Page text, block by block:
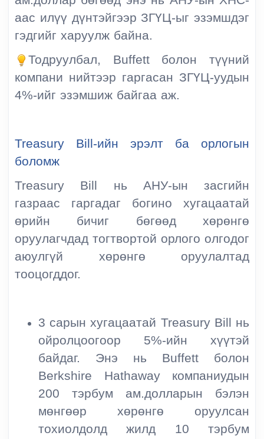
аас илүү дүнтэйгээр ЗГҮЦ-ыг эзэмшдэг
гэдгийг харуулж байна.
Тодруулбал, Buffett болон түүний
компани нийтээр гаргасан ЗГҮЦ-уудын
4%-ийг эзэмшиж байгаа аж.
Treasury Bill-ийн эрэлт ба орлогын
боломж
Treasury Bill нь АНУ-ын засгийн
газраас гаргадаг богино хугацаатай
өрийн бичиг бөгөөд хөрөнгө
оруулагчдад тогтвортой орлого олгодог
аюулгүй хөрөнгө оруулалтад
тооцогддог.
3 сарын хугацаатай Treasury Bill нь
ойролцоогоор 5%-ийн хүүтэй
байдаг. Энэ нь Buffett болон
Berkshire Hathaway компаниудын
200 тэрбум ам.долларын бэлэн
мөнгөөр хөрөнгө оруулсан
тохиолдолд жилд 10 тэрбум